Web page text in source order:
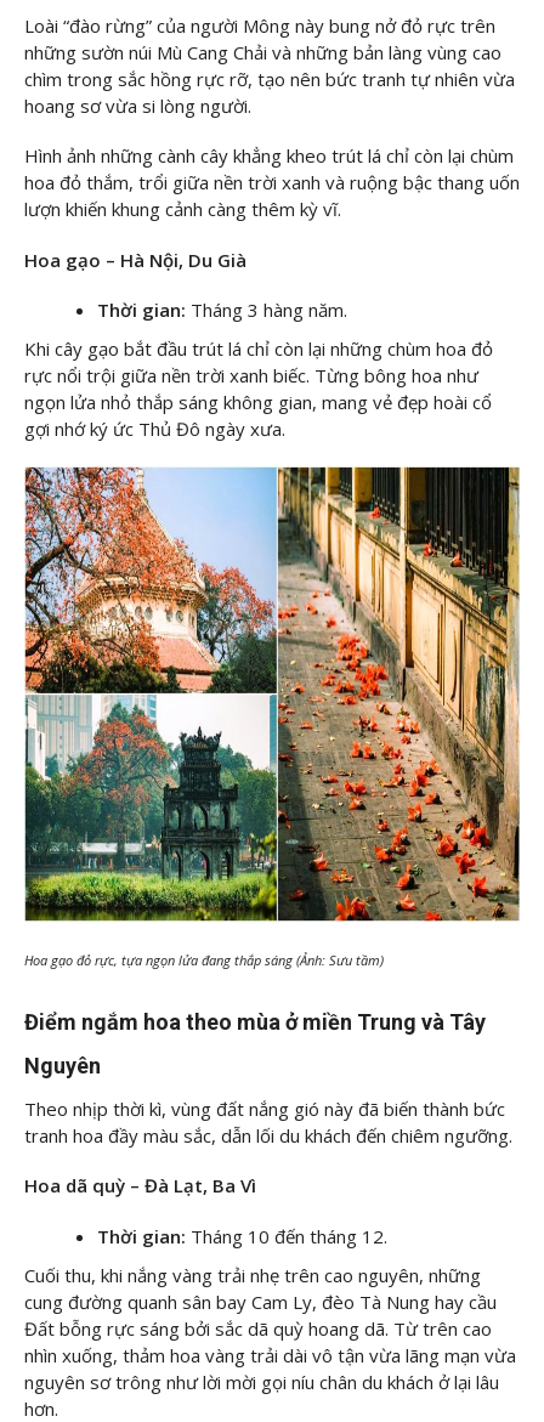
Loài “đào rừng” của người Mông này bung nở đỏ rực trên
những sườn núi Mù Cang Chải và những bản làng vùng cao
chìm trong sắc hồng rực rỡ, tạo nên bức tranh tự nhiên vừa
hoang sơ vừa si lòng người.
Hình ảnh những cành cây khẳng kheo trút lá chỉ còn lại chùm
hoa đỏ thắm, trổi giữa nền trời xanh và ruộng bậc thang uốn
lượn khiến khung cảnh càng thêm kỳ vĩ.
Hoa gạo – Hà Nội, Du Già
Thời gian: Tháng 3 hàng năm.
Khi cây gạo bắt đầu trút lá chỉ còn lại những chùm hoa đỏ
rực nổi trội giữa nền trời xanh biếc. Từng bông hoa như
ngọn lửa nhỏ thắp sáng không gian, mang vẻ đẹp hoài cổ
gợi nhớ ký ức Thủ Đô ngày xưa.
Hoa gạo đỏ rực, tựa ngọn lửa đang thắp sáng (Ảnh: Sưu tầm)
Điểm ngắm hoa theo mùa ở miền Trung và Tây
Nguyên
Theo nhịp thời kì, vùng đất nắng gió này đã biến thành bức
tranh hoa đầy màu sắc, dẫn lối du khách đến chiêm ngưỡng.
Hoa dã quỳ – Đà Lạt, Ba Vì
Thời gian: Tháng 10 đến tháng 12.
Cuối thu, khi nắng vàng trải nhẹ trên cao nguyên, những
cung đường quanh sân bay Cam Ly, đèo Tà Nung hay cầu
Đất bỗng rực sáng bởi sắc dã quỳ hoang dã. Từ trên cao
nhìn xuống, thảm hoa vàng trải dài vô tận vừa lãng mạn vừa
nguyên sơ trông như lời mời gọi níu chân du khách ở lại lâu
hơn.